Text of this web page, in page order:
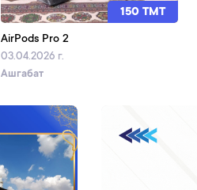
150 TMT
AirPods Pro 2
03.04.2026 г.
Ашгабат